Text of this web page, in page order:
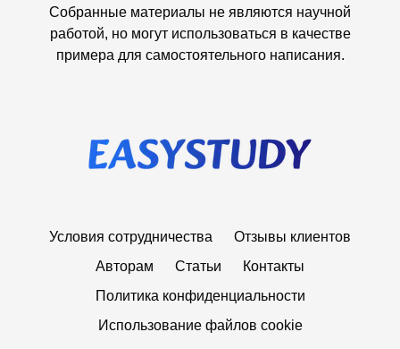
Собранные материалы не являются научной
работой, но могут использоваться в качестве
примера для самостоятельного написания.
Условия сотрудничества
Отзывы клиентов
Авторам
Статьи
Контакты
Политика конфиденциальности
Использование файлов cookie